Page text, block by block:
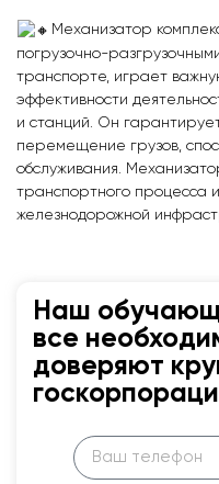
Механизатор
погрузочно-
транспорте, играет
эффективности
и станций. Он
перемещение грузов,
обслуживания.
транспортного процесса
железнодорожной
Наш
все
доверяют